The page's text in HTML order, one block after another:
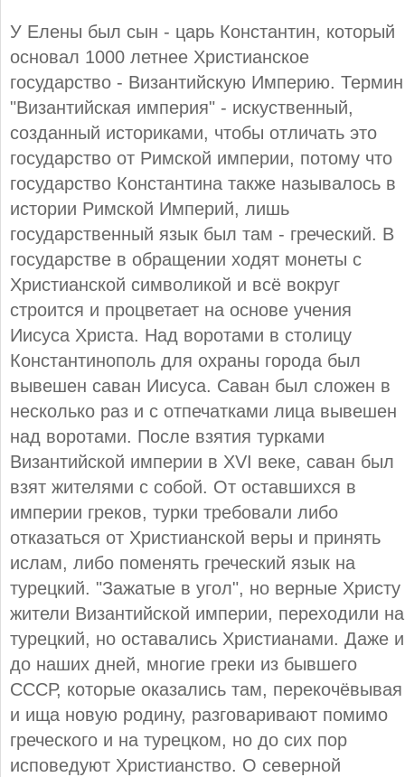
У Елены был сын - царь Константин, который
основал 1000 летнее Христианское
государство - Византийскую Империю. Термин
"Византийская империя" - искуственный,
созданный историками, чтобы отличать это
государство от Римской империи, потому что
государство Константина также называлось в
истории Римской Империй, лишь
государственный язык был там - греческий. В
государстве в обращении ходят монеты с
Христианской символикой и всё вокруг
строится и процветает на основе учения
Иисуса Христа. Над воротами в столицу
Константинополь для охраны города был
вывешен саван Иисуса. Саван был сложен в
несколько раз и с отпечатками лица вывешен
над воротами. После взятия турками
Византийской империи в XVI веке, саван был
взят жителями с собой. От оставшихся в
империи греков, турки требовали либо
отказаться от Христианской веры и принять
ислам, либо поменять греческий язык на
турецкий. "Зажатые в угол", но верные Христу
жители Византийской империи, переходили на
турецкий, но оставались Христианами. Даже и
до наших дней, многие греки из бывшего
СССР, которые оказались там, перекочёвывая
и ища новую родину, разговаривают помимо
греческого и на турецком, но до сих пор
исповедуют Христианство. О северной